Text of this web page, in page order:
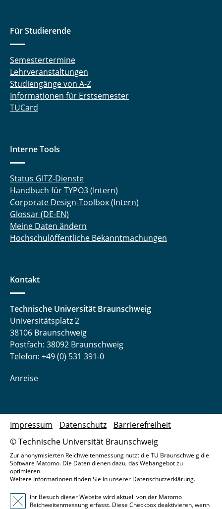
Für Studierende
Semestertermine
Lehrveranstaltungen
Studiengänge von A-Z
Informationen für Erstsemester
TUCard
Interne Tools
Status GITZ-Dienste
Handbuch für TYPO3 (Intern)
Corporate Design-Toolbox (Intern)
Glossar (DE-EN)
Meine Daten ändern
Hochschulöffentliche Bekanntmachungen
Kontakt
Technische Universität Braunschweig
Universitätsplatz 2
38106 Braunschweig
Postfach: 38092 Braunschweig
Telefon: +49 (0) 531 391-0
Anreise
© Technische Universität Braunschweig
Impressum Datenschutz Barrierefreiheit
Zur anonymisierten Reichweitenmessung nutzt die TU Braunschweig die
Software Matomo. Die Daten dienen dazu, das Webangebot zu
optimieren.
Weitere Informationen finden Sie in unserer Datenschutzerklärung.
Ihr Besuch dieser Website wird aktuell von der Matomo
Reichweitenmessung erfasst. Diese Checkbox deaktivieren, wenn